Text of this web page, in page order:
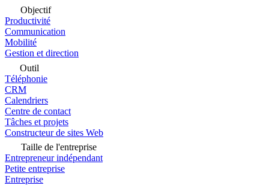
Objectif
Productivité
Communication
Mobilité
Gestion et direction
Outil
Téléphonie
CRM
Calendriers
Centre de contact
Tâches et projets
Constructeur de sites Web
Taille de l'entreprise
Entrepreneur indépendant
Petite entreprise
Entreprise